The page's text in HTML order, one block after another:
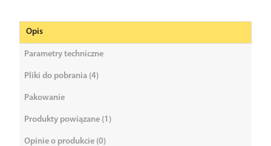
Opis
Parametry techniczne
Pliki do pobrania (4)
Pakowanie
Produkty powiązane (1)
Opinie o produkcie (0)